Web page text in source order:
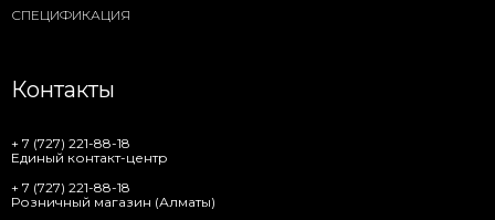
СПЕЦИФИКАЦИЯ
Контакты
+ 7 (727) 221-88-18
Единый контакт-центр
+ 7 (727) 221-88-18
Розничный магазин (Алматы)